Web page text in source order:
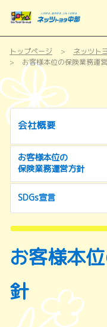
トップページ
ネッツト
お客様本位の保険業務運
会社概要
お客様本位の
保険業務運営方針
SDGs宣言
お客様本
針